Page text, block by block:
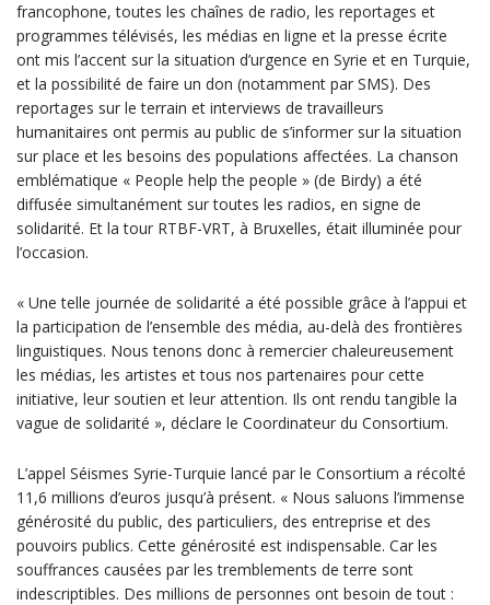
francophone, toutes les chaînes de radio, les reportages et
programmes télévisés, les médias en ligne et la presse écrite
ont mis l’accent sur la situation d’urgence en Syrie et en Turquie,
et la possibilité de faire un don (notamment par SMS). Des
reportages sur le terrain et interviews de travailleurs
humanitaires ont permis au public de s’informer sur la situation
sur place et les besoins des populations affectées. La chanson
emblématique « People help the people » (de Birdy) a été
diffusée simultanément sur toutes les radios, en signe de
solidarité. Et la tour RTBF-VRT, à Bruxelles, était illuminée pour
l’occasion.
« Une telle journée de solidarité a été possible grâce à l’appui et
la participation de l’ensemble des média, au-delà des frontières
linguistiques. Nous tenons donc à remercier chaleureusement
les médias, les artistes et tous nos partenaires pour cette
initiative, leur soutien et leur attention. Ils ont rendu tangible la
vague de solidarité », déclare le Coordinateur du Consortium.
L’appel Séismes Syrie-Turquie lancé par le Consortium a récolté
11,6 millions d’euros jusqu’à présent. « Nous saluons l’immense
générosité du public, des particuliers, des entreprise et des
pouvoirs publics. Cette générosité est indispensable. Car les
souffrances causées par les tremblements de terre sont
indescriptibles. Des millions de personnes ont besoin de tout :